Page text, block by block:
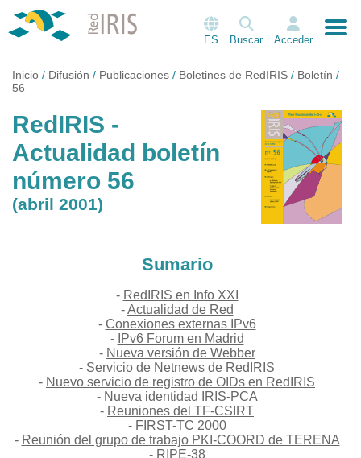
ES Buscar Acceder
Inicio Difusión Publicaciones Boletines de RedIRIS
Boletín
56
RedIRIS -
Actualidad boletín
número 56
(abril 2001)
Sumario
- RedIRIS en Info XXI
-Actualidad de Red
- Conexiones externas IPv6
- IPv6 Forum en Madrid
- Nueva versión de Webber
- Servicio de Netnews de RedIRIS
- Nuevo servicio de registro de OIDs en RedIRIS
- Nueva identidad IRIS-PCA
- Reuniones del TF-CSIRT
- FIRST-TC 2000
- Reunión del grupo de trabajo PKI-COORD de TERENA
- RIPE-38